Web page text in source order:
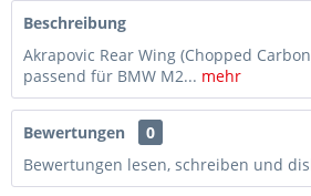
Beschreibung
Akrapovic Rear Wing (Chopped
passend für BMW M2... mehr
Bewertungen
0
Bewertungen lesen, schreiben und